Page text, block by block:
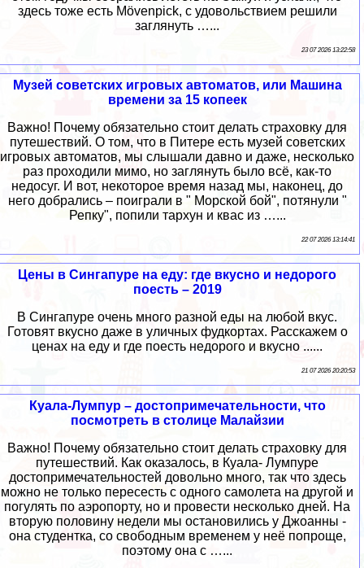
здесь тоже есть Mövenpick, с удовольствием решили
заглянуть …...
23 07 2026 13:22:58
Музей советских игровых автоматов, или Машина
времени за 15 копеек
Важно! Почему обязательно стоит делать страховку для
путешествий. О том, что в Питере есть музей советских
игровых автоматов, мы слышали давно и даже, несколько
раз проходили мимо, но заглянуть было всё, как-то
недосуг. И вот, некоторое время назад мы, наконец, до
него добрались – поиграли в " Морской бой", потянули "
Репку", попили тархун и квас из …...
22 07 2026 13:14:41
Цены в Сингапуре на еду: где вкусно и недорого
поесть – 2019
В Сингапуре очень много разной еды на любой вкус.
Готовят вкусно даже в уличных фудкортах. Расскажем о
ценах на еду и где поесть недорого и вкусно ......
21 07 2026 20:20:53
Куала-Лумпур – достопримечательности, что
посмотреть в столице Малайзии
Важно! Почему обязательно стоит делать страховку для
путешествий. Как оказалось, в Куала- Лумпуре
достопримечательностей довольно много, так что здесь
можно не только пересесть с одного самолета на другой и
погулять по аэропорту, но и провести несколько дней. На
вторую половину недели мы остановились у Джоанны -
она студентка, со свободным временем у неё попроще,
поэтому она с …...